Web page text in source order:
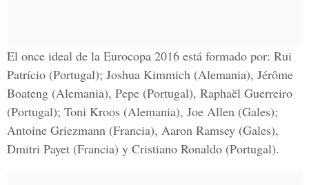
El once ideal de la Eurocopa 2016 está formado por: Rui
Patrício (Portugal); Joshua Kimmich (Alemania), Jérôme
Boateng (Alemania), Pepe (Portugal), Raphaël Guerreiro
(Portugal); Toni Kroos (Alemania), Joe Allen (Gales);
Antoine Griezmann (Francia), Aaron Ramsey (Gales),
Dmitri Payet (Francia) y Cristiano Ronaldo (Portugal).